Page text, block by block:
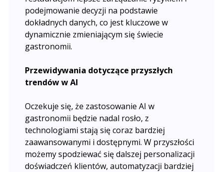
podejmowanie decyzji na podstawie
dokładnych danych, co jest kluczowe w
dynamicznie zmieniającym się świecie
gastronomii.
Przewidywania dotyczące przyszłych
trendów w AI
Oczekuje się, że zastosowanie AI w
gastronomii będzie nadal rosło, z
technologiami stają się coraz bardziej
zaawansowanymi i dostępnymi. W przyszłości
możemy spodziewać się dalszej personalizacji
doświadczeń klientów, automatyzacji bardziej